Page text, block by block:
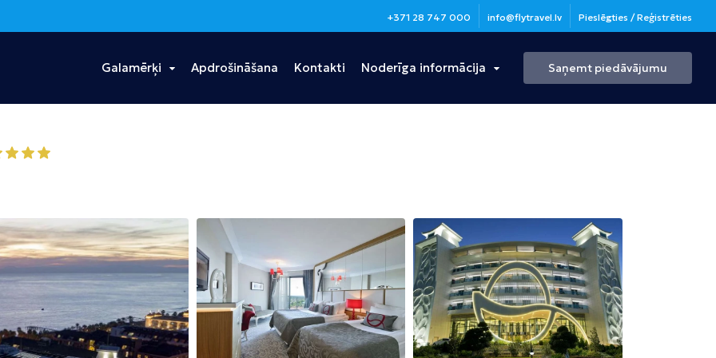
+371 28 747 000 info@flytravel.lv Pieslēgties / Reģistrēties
Galamērķi
Hurgada
Dominikānas
Republika
Punta Kana
Vjetnama
Hošimina Zanzibāra
Bulgārija
Burgasa
Albānija
Apdrošināšana Kontakti Noderīga informācija Saņemt piedāvājumu